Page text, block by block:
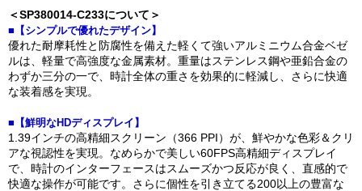
＜SP380014-C233について＞
■【シンプルで優れたデザイン】
優れた耐摩耗性と防腐性を備えた軽くて強いアルミニウム合金ベゼ
ルは、軽量で高強度な金属素材。重量はステンレス鋼や亜鉛合金の
わずか三分の一で、時計全体の重さを効果的に軽減し、さらに快適
な装着感を実現。
■【鮮明なHDディスプレイ】
1.39インチの高精細スクリーン（366 PPI）が、鮮やかな色彩＆クリ
アな視認性を実現。なめらかで美しい60FPS高精細ディスプレイ
で、時計のインターフェースはスムーズかつ反応が良く、直感的で
快適な操作が可能です。さらに個性を引き立てる200以上の豊富な